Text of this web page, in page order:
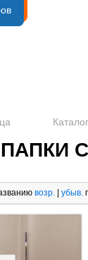
Каталог
возр. | убыв.